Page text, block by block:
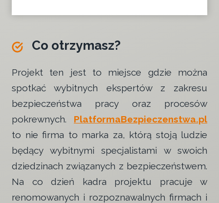
Co otrzymasz?
Projekt ten jest to miejsce gdzie można
spotkać wybitnych ekspertów z zakresu
bezpieczeństwa pracy oraz procesów
pokrewnych. PlatformaBezpieczenstwa.pl
to nie firma to marka za, którą stoją ludzie
będący wybitnymi specjalistami w swoich
dziedzinach związanych z bezpieczeństwem.
Na co dzień kadra projektu pracuje w
renomowanych i rozpoznawalnych firmach i